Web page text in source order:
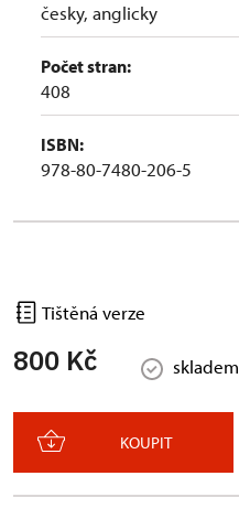
česky, anglicky
Počet stran:
408
ISBN:
978-­80-­7480-­206-­5
Tištěná verze
800 Kč skladem
KOUPIT